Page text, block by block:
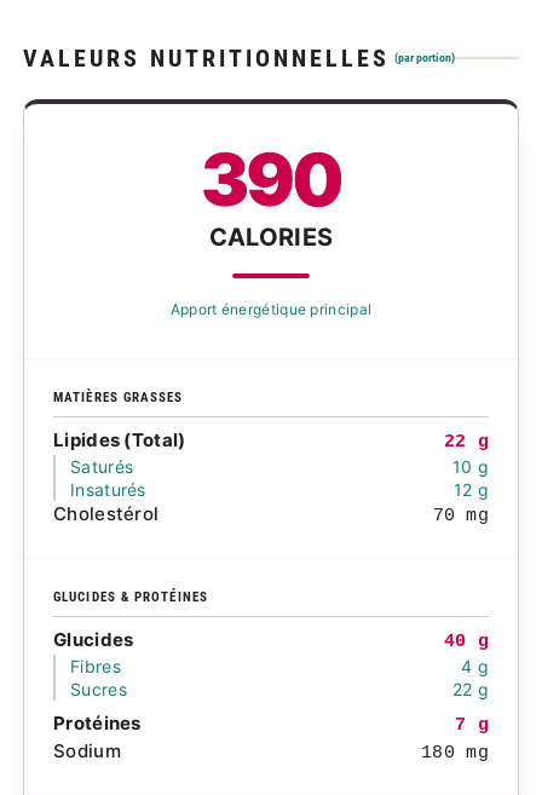
VALEURS NUTRITIONNELLES (par portion)
390
CALORIES
Apport énergétique principal
MATIÈRES GRASSES
Lipides (Total)
22 g
Saturés
10 g
Insaturés
12 g
Cholestérol 70 mg
GLUCIDES & PROTÉINES
Glucides
40 g
Fibres
4 g
Sucres
22 g
Protéines 7 g
Sodium 180 mg